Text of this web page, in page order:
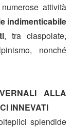
attività
indimenticabile
, tra ciaspolate,
nonché
ALLA
INNEVATI
splendide